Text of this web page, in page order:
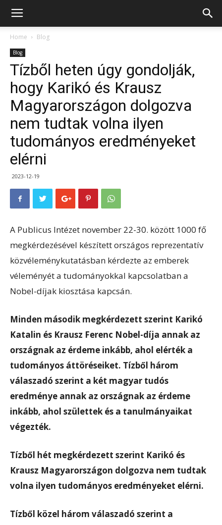
Home Blog
Blog
Tízből heten úgy gondolják,
hogy Karikó és Krausz
Magyarországon dolgozva
nem tudtak volna ilyen
tudományos eredményeket
elérni
2023-12-19
A Publicus Intézet november 22-30. között 1000 fő
megkérdezésével készített országos reprezentatív
közvéleménykutatásban kérdezte az emberek
véleményét a tudományokkal kapcsolatban a
Nobel-díjak kiosztása kapcsán.
Minden második megkérdezett szerint Karikó
Katalin és Krausz Ferenc Nobel-díja annak az
országnak az érdeme inkább, ahol elérték a
tudományos áttöréseiket. Tízből három
válaszadó szerint a két magyar tudós
eredménye annak az országnak az érdeme
inkább, ahol születtek és a tanulmányaikat
végezték.
Tízből hét megkérdezett szerint Karikó és
Krausz Magyarországon dolgozva nem tudtak
volna ilyen tudományos eredményeket elérni.
Tízből közel három válaszadó szerint a